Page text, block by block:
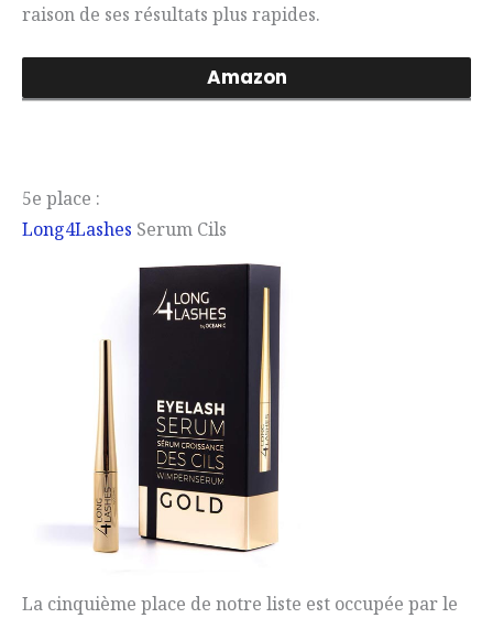
raison de ses résultats plus rapides.
Amazon
5e place :
Long4Lashes Serum Cils
La cinquième place de notre liste est occupée par le